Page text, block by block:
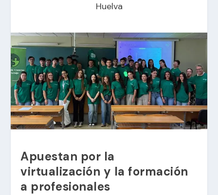
Huelva
Apuestan por la
virtualización y la formación
a profesionales